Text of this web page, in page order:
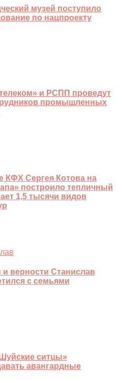
музей поступило
по нацпроекту
и РСПП проведут
промышленных
КФХ Сергея Котова на
построило тепличный
1,5 тысячи видов
верности Станислав
с семьями
ситцы»
авангардные